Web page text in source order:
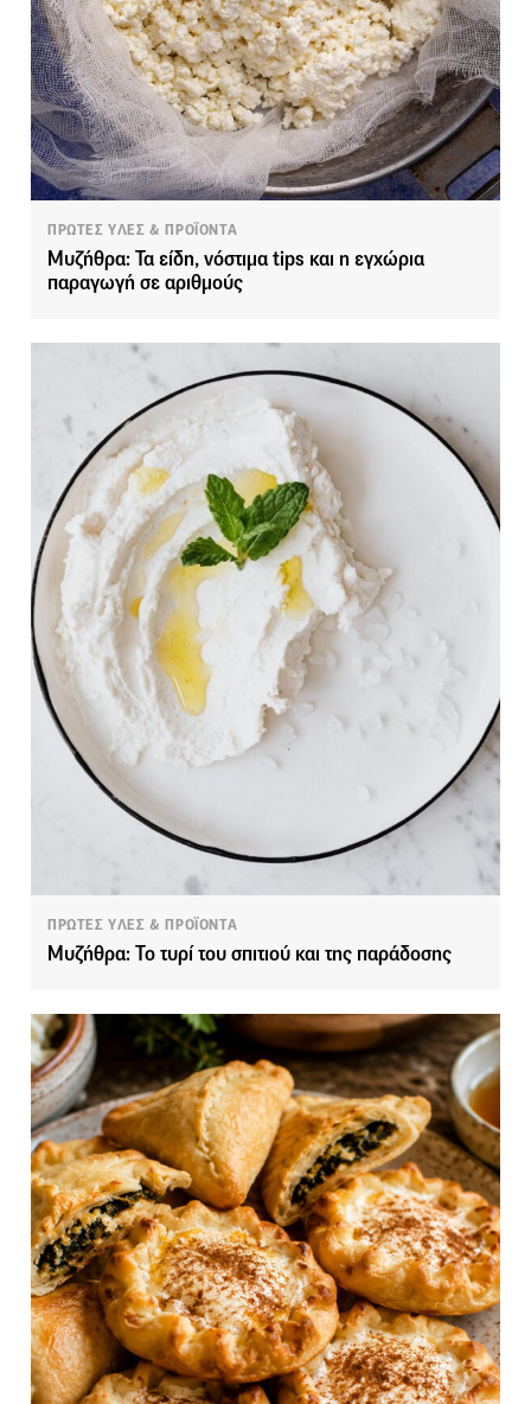
ΠΡΩΤΕΣ ΥΛΕΣ & ΠΡΟΪΟΝΤΑ
Μυζήθρα: Τα είδη, νόστιμα tips και η εγχώρια
παραγωγή σε αριθμούς
ΠΡΩΤΕΣ ΥΛΕΣ & ΠΡΟΪΟΝΤΑ
Μυζήθρα: Το τυρί του σπιτιού και της παράδοσης